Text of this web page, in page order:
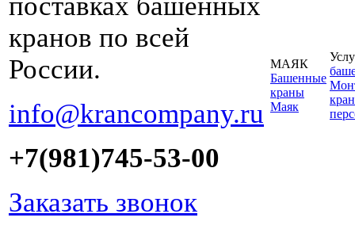
поставках башенных
кранов по всей
России.
info@krancompany.ru
+7(981)745-53-00
Заказать звонок
МАЯК
Башенные
краны
Маяк